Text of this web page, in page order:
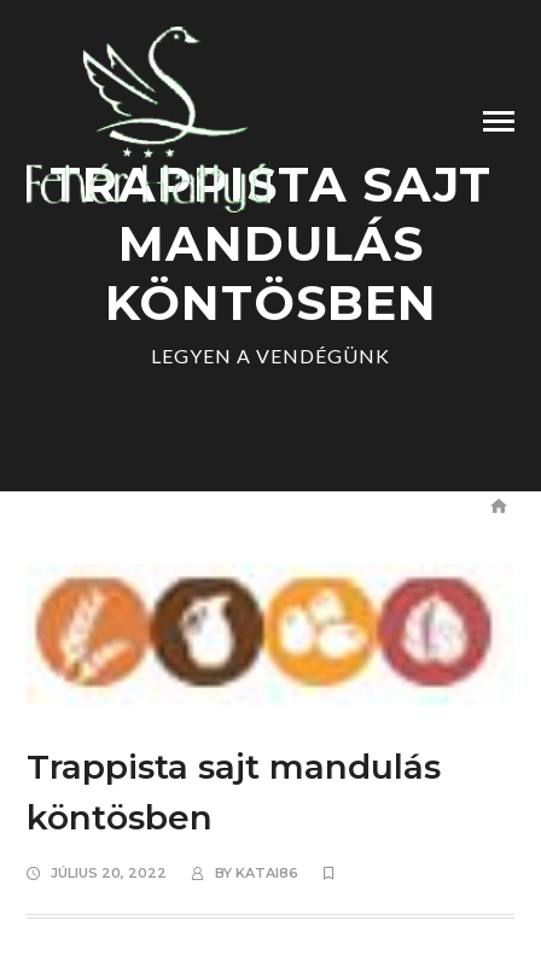
TRAPPISTA SAJT
MANDULÁS
KÖNTÖSBEN
LEGYEN A VENDÉGÜNK
Trappista sajt mandulás
köntösben
JÚLIUS 20, 2022 BYKATAI86